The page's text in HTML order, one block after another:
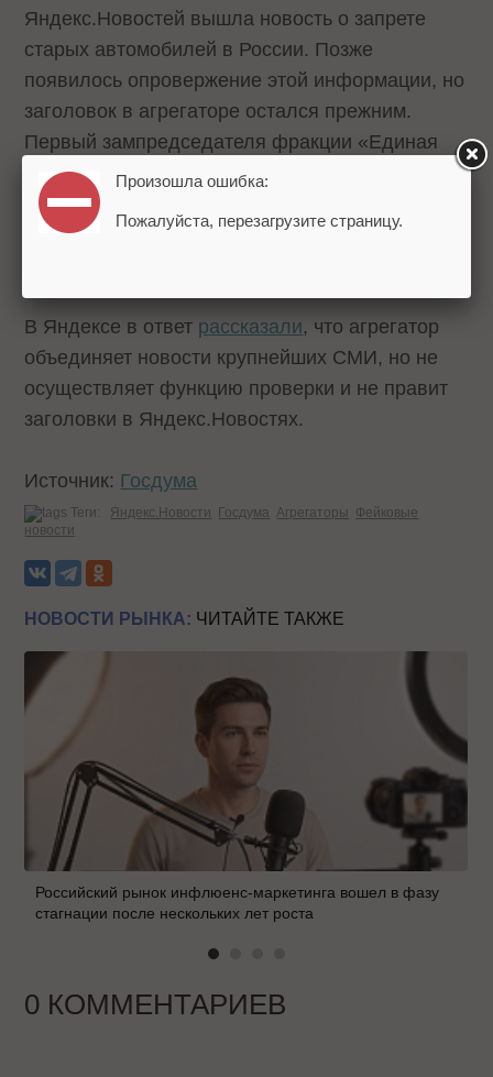
Яндекс.Новостей вышла новость о запрете
старых автомобилей в России. Позже
появилось опровержение этой информации, но
заголовок в агрегаторе остался прежним.
Первый зампредседателя фракции «Единая
Россия»
Андрей Исаевзаявил, что «депутатов
волнует тема фейков особенно, когда они уже
опровергнуты, а новость продолжает
В Яндексе в ответ рассказали, что агрегатор
объединяет новости крупнейших СМИ, но не
осуществляет функцию проверки и не правит
заголовки в Яндекс.Новостях.
Источник: Госдума
Теги: Яндекс.Новости Госдума Агрегаторы Фейковые
новости
НОВОСТИ РЫНКА: ЧИТАЙТЕ ТАКЖЕ
Российский рынок инфлюенс-маркетинга вошел в фазу
стагнации после нескольких лет роста
0 КОММЕНТАРИЕВ
Произошла ошибка:
Пожалуйста, перезагрузите страницу.